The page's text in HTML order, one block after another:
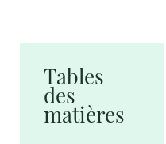
Tables
des
matières